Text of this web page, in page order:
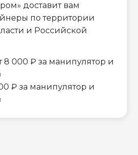
доставит вам
по территории
и Российской
000 ₽ за манипулятор и
₽ за манипулятор и